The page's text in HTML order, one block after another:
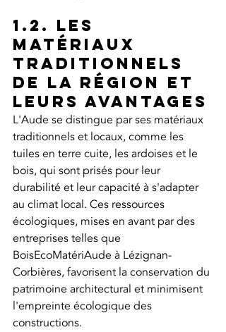
1.2. Les
matériaux
traditionnels
de la région et
leurs avantages
L'Aude se distingue par ses matériaux
traditionnels et locaux, comme les
tuiles en terre cuite, les ardoises et le
bois, qui sont prisés pour leur
durabilité et leur capacité à s'adapter
au climat local. Ces ressources
écologiques, mises en avant par des
entreprises telles que
BoisEcoMatériAude à Lézignan-
Corbières, favorisent la conservation du
patrimoine architectural et minimisent
l'empreinte écologique des
constructions.